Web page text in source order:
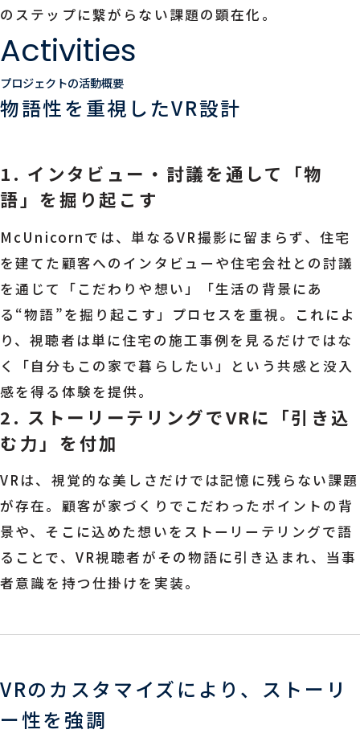
のステップに繋がらない課題の顕在化。
Activities
プロジェクトの活動概要
物語性を重視したVR設計
1. インタビュー・討議を通して「物
語」を掘り起こす
McUnicornでは、単なるVR撮影に留まらず、住宅
を建てた顧客へのインタビューや住宅会社との討議
を通じて「こだわりや想い」「生活の背景にあ
る“物語”を掘り起こす」プロセスを重視。これによ
り、視聴者は単に住宅の施工事例を見るだけではな
く「自分もこの家で暮らしたい」という共感と没入
感を得る体験を提供。
2. ストーリーテリングでVRに「引き込
む力」を付加
VRは、視覚的な美しさだけでは記憶に残らない課題
が存在。顧客が家づくりでこだわったポイントの背
景や、そこに込めた想いをストーリーテリングで語
ることで、VR視聴者がその物語に引き込まれ、当事
者意識を持つ仕掛けを実装。
VRのカスタマイズにより、ストーリ
ー性を強調